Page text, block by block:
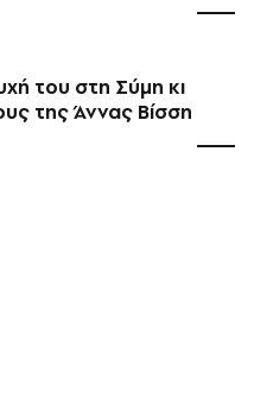
του στη Σύμη κι
της Άννας Βίσση